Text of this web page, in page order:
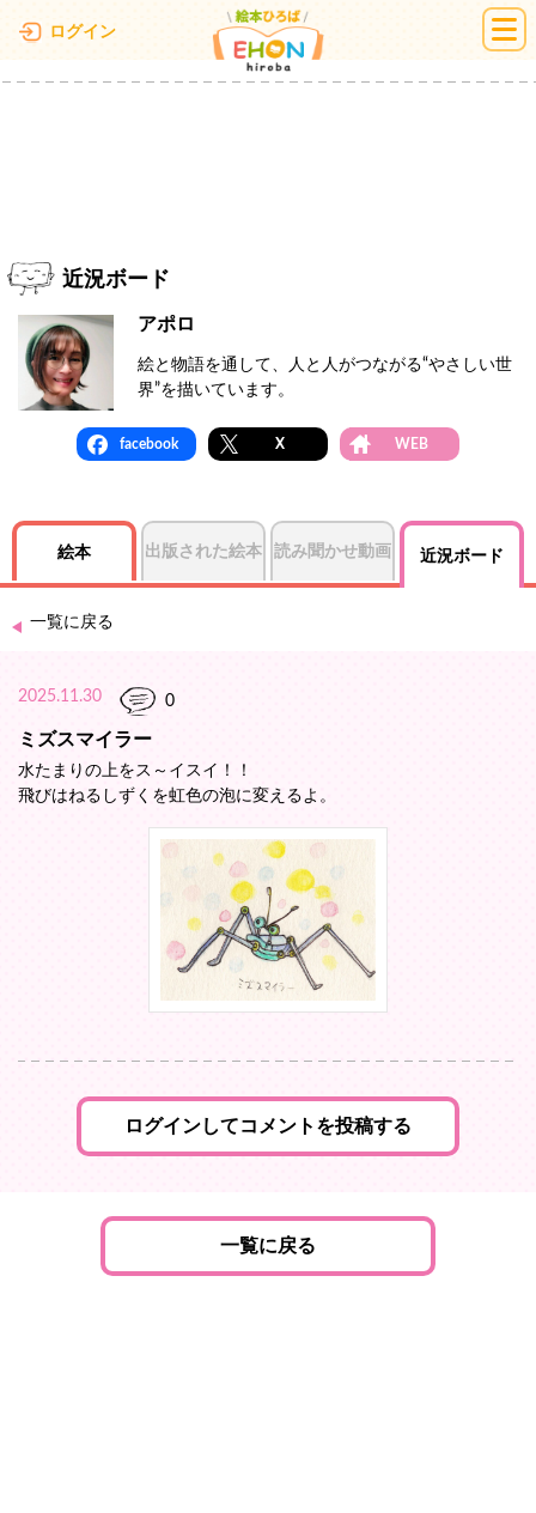
ログイン 絵本ひろば
近況ボード
アポロ
絵と物語を通して、人と人がつながる“やさしい世
界”を描いています。
facebook X WEB
絵本 出版された絵本 読み聞かせ動画 近況ボード
一覧に戻る
2025.11.30 0
ミズスマイラー
水たまりの上をス～イスイ！！
飛びはねるしずくを虹色の泡に変えるよ。
ログインしてコメントを投稿する
一覧に戻る